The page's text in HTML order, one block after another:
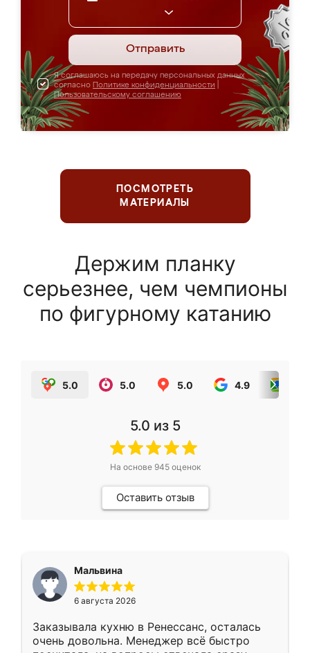
Отправить
Я соглашаюсь на передачу персональных данных
согласно Политике конфиденциальности
Пользовательскому соглашению
ПОСМОТРЕТЬ
МАТЕРИАЛЫ
Держим планку
серьезнее, чем чемпионы
по фигурному катанию
5.0 5.0 5.0 4.9
5.0 из 5
На основе 945оценок
Оставить отзыв
Мальвина
6 августа 2026
Заказывала кухню в Ренессанс, осталась
очень довольна. Менеджер всё быстро